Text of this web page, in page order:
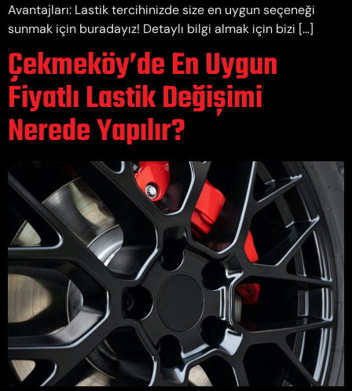
Avantajları: Lastik tercihinizde size en uygun seçeneği
sunmak için buradayız! Detaylı bilgi almak için bizi […]
Çekmeköy’de En Uygun
Fiyatlı Lastik Değişimi
Nerede Yapılır?